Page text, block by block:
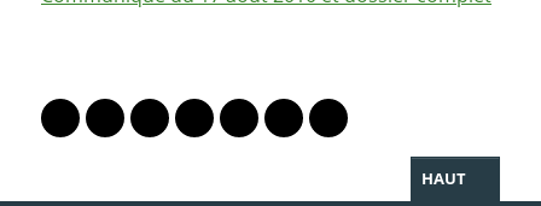
Lien vers le profil Mastodon
Lien vers le profil Bluesky
Lien vers le profil Instagram
Lien vers le profil Linkedin
Lien vers le profil Facebook
Lien vers le profil Twitter
Partager par WhatsApp
HAUT